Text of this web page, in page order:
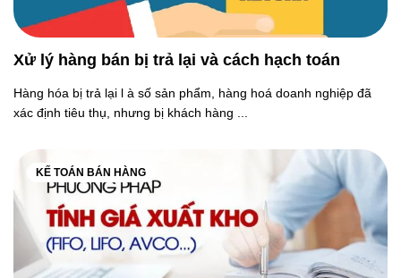
Xử lý hàng bán bị trả lại và cách hạch toán
Hàng hóa bị trả lại l à số sản phẩm, hàng hoá doanh nghiệp đã
xác định tiêu thụ, nhưng bị khách hàng ...
KẾ TOÁN BÁN HÀNG